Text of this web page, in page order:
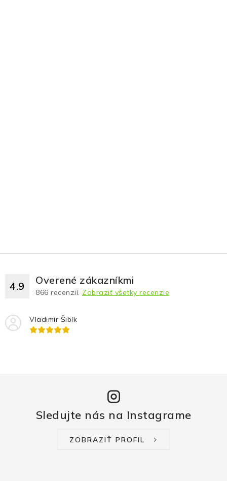
4.9 Overené zákazníkmi
866 recenzií. Zobraziť všetky recenzie
Vladimír Šibík
Sledujte nás na Instagrame
ZOBRAZIŤ PROFIL